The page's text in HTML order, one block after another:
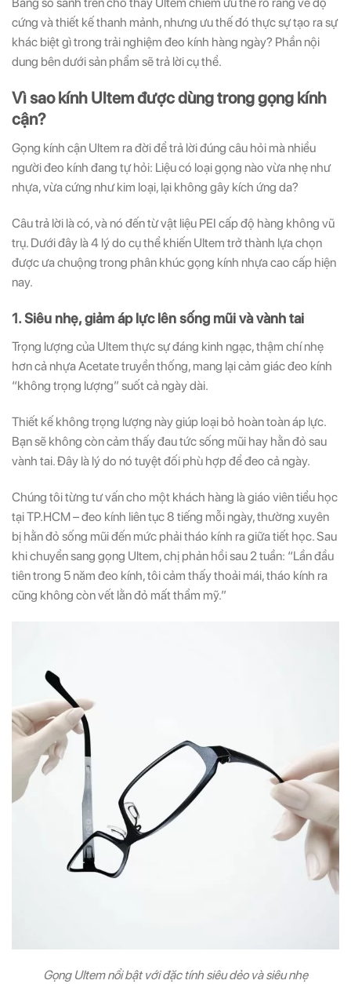
cứng và thiết kế thanh mảnh, nhưng ưu thế đó thực sự tạo ra sự
khác biệt gì trong trải nghiệm đeo kính hàng ngày? Phần nội
dung bên dưới sản phẩm sẽ trả lời cụ thể.
Vì sao kính Ultem được dùng trong gọng kính
cận?
Gọng kính cận Ultem ra đời để trả lời đúng câu hỏi mà nhiều
người đeo kính đang tự hỏi: Liệu có loại gọng nào vừa nhẹ như
nhựa, vừa cứng như kim loại, lại không gây kích ứng da?
Câu trả lời là có, và nó đến từ vật liệu PEI cấp độ hàng không vũ
trụ. Dưới đây là 4 lý do cụ thể khiến Ultem trở thành lựa chọn
được ưa chuộng trong phân khúc gọng kính nhựa cao cấp hiện
nay.
1. Siêu nhẹ, giảm áp lực lên sống mũi và vành tai
Trọng lượng của Ultem thực sự đáng kinh ngạc, thậm chí nhẹ
hơn cả nhựa Acetate truyền thống, mang lại cảm giác đeo kính
“không trọng lượng” suốt cả ngày dài.
Thiết kế không trọng lượng này giúp loại bỏ hoàn toàn áp lực.
Bạn sẽ không còn cảm thấy đau tức sống mũi hay hằn đỏ sau
vành tai. Đây là lý do nó tuyệt đối phù hợp để đeo cả ngày.
Chúng tôi từng tư vấn cho một khách hàng là giáo viên tiểu học
tại TP.HCM – đeo kính liên tục 8 tiếng mỗi ngày, thường xuyên
bị hằn đỏ sống mũi đến mức phải tháo kính ra giữa tiết học. Sau
khi chuyển sang gọng Ultem, chị phản hồi sau 2 tuần: “Lần đầu
tiên trong 5 năm đeo kính, tôi cảm thấy thoải mái, tháo kính ra
cũng không còn vết lằn đỏ mất thẩm mỹ.”
Gọng Ultem nổi bật với đặc tính siêu dẻo và siêu nhẹ